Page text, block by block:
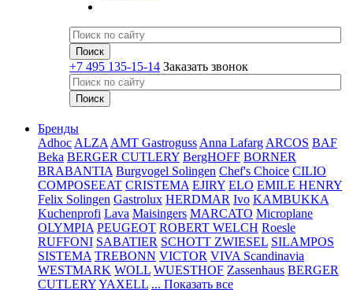
+7 495 135-15-14 Заказать звонок
Бренды
Adhoc ALZA AMT Gastroguss Anna Lafarg ARCOS BAF
Beka BERGER CUTLERY BergHOFF BORNER
BRABANTIA Burgvogel Solingen Chef's Choice CILIO
COMPOSEEAT CRISTEMA EJIRY ELO EMILE HENRY
Felix Solingen Gastrolux HERDMAR Ivo KAMBUKKA
Kuchenprofi Lava Maisingers MARCATO Microplane
OLYMPIA PEUGEOT ROBERT WELCH Roesle
RUFFONI SABATIER SCHOTT ZWIESEL SILAMPOS
SISTEMA TREBONN VICTOR VIVA Scandinavia
WESTMARK WOLL WUESTHOF Zassenhaus BERGER
CUTLERYYAXELL ... Показать все